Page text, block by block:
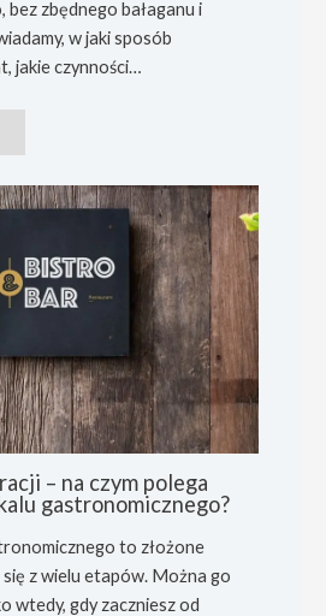
bez zbędnego bałaganu i
w jaki sposób
jakie czynności…
– na czym polega
gastronomicznego?
to złożone
się z wielu etapów. Można go
wtedy, gdy zaczniesz od